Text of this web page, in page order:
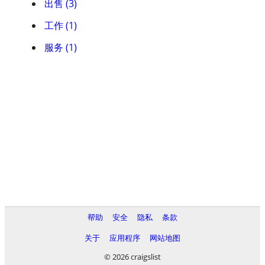
出售 (3)
工作 (1)
服务 (1)
帮助 安全 隐私
条款
关于
应用程序
网站地图
© 2026 craigslist